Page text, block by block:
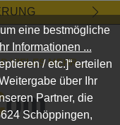
VIELES MEHR...
eine bestmögliche
Informationen ...
/ etc.]“ erteilen
über Ihr
Partner, die
Schöppingen,